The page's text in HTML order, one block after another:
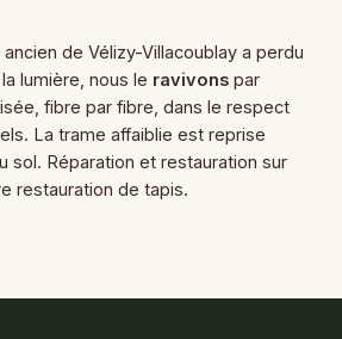
de Vélizy-Villacoublay a perdu
lumière, nous le ravivons par
fibre par fibre, dans le respect
La trame affaiblie est reprise
sol. Réparation et restauration sur
restauration de tapis.